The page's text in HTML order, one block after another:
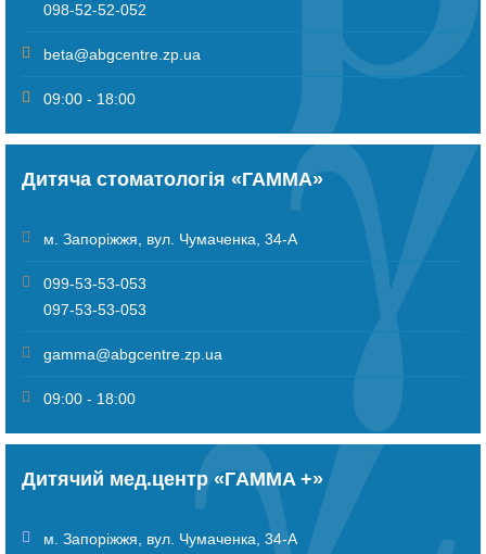
098-52-52-052
beta@abgcentre.zp.ua
09:00 - 18:00
Дитяча стоматологія «ГАММА»
м. Запоріжжя вул. Чумаченка, 34-А
099-53-53-053
097-53-53-053
gamma@abgcentre.zp.ua
09:00 - 18:00
Дитячий мед.центр «ГAMMA +»
м. Запоріжжя вул. Чумаченка, 34-А